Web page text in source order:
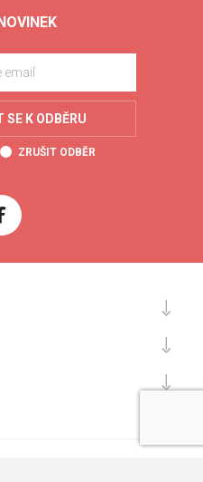
SE K ODBĚRU
ZRUŠIT ODBĚR